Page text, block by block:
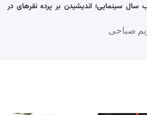
سال سینمایی؛ اندیشیدن بر پرده نقرهای در
صباحی